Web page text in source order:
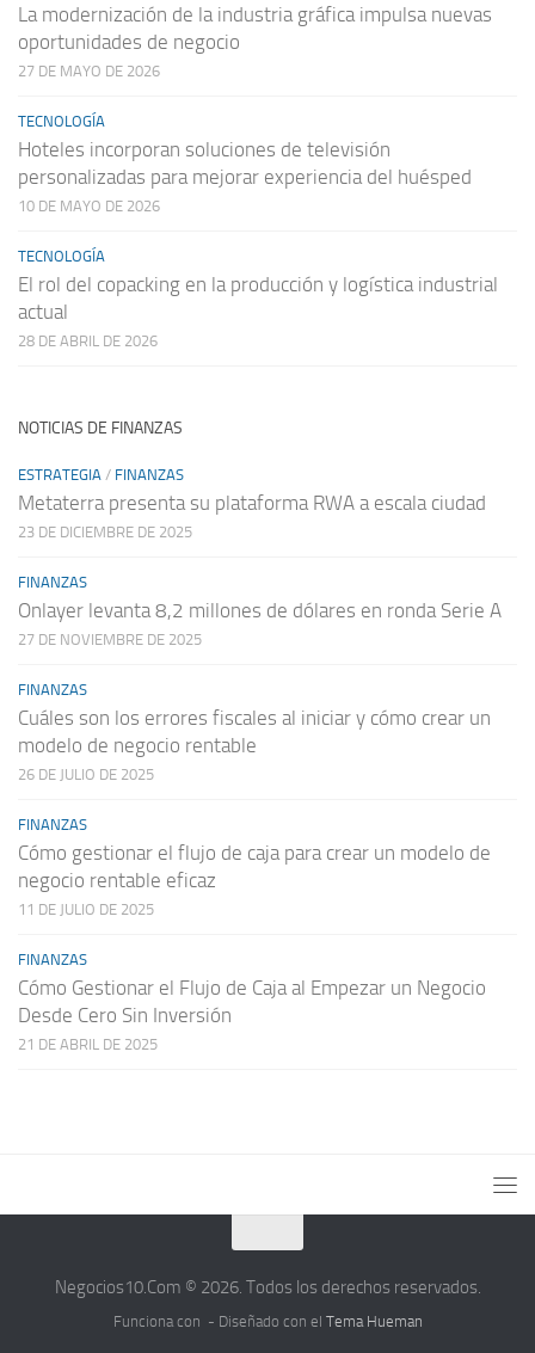
La modernización de la industria gráfica impulsa nuevas
oportunidades de negocio
27 DE MAYO DE 2026
TECNOLOGÍA
Hoteles incorporan soluciones de televisión
personalizadas para mejorar experiencia del huésped
10 DE MAYO DE 2026
TECNOLOGÍA
El rol del copacking en la producción y logística industrial
actual
28 DE ABRIL DE 2026
NOTICIAS DE FINANZAS
ESTRATEGIA / FINANZAS
Metaterra presenta su plataforma RWA a escala ciudad
23 DE DICIEMBRE DE 2025
FINANZAS
Onlayer levanta 8,2 millones de dólares en ronda Serie A
27 DE NOVIEMBRE DE 2025
FINANZAS
Cuáles son los errores fiscales al iniciar y cómo crear un
modelo de negocio rentable
26 DE JULIO DE 2025
FINANZAS
Cómo gestionar el flujo de caja para crear un modelo de
negocio rentable eficaz
11 DE JULIO DE 2025
FINANZAS
Cómo Gestionar el Flujo de Caja al Empezar un Negocio
Desde Cero Sin Inversión
21 DE ABRIL DE 2025
Negocios10.Com © 2026. Todos los derechos reservados.
Funciona con - Diseñado con el Tema Hueman